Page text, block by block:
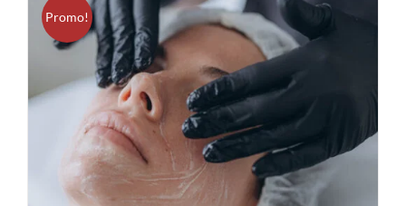
plusieurs
variations.
Les
options
peuvent
être
choisies
sur
la
Promo!